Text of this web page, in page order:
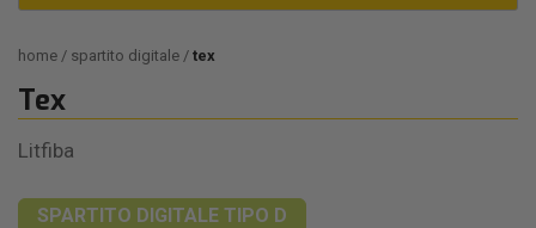
home spartito digitale tex
Tex
Litfiba
SPARTITO DIGITALE TIPO D